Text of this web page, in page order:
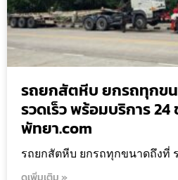
รถยกสัตหีบ ยกรถทุกข
รวดเร็ว พร้อมบริการ
พัทยา.com
รถยกสัตหีบ ยกรถทุกขนาดถึงที่